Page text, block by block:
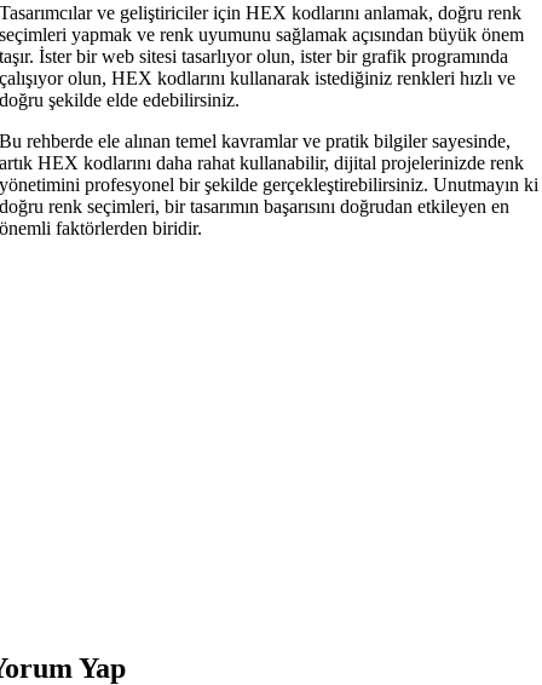
Tasarımcılar ve geliştiriciler için HEX kodlarını anlamak, doğru renk
seçimleri yapmak ve renk uyumunu sağlamak açısından büyük önem
taşır. İster bir web sitesi tasarlıyor olun, ister bir grafik programında
çalışıyor olun, HEX kodlarını kullanarak istediğiniz renkleri hızlı ve
doğru şekilde elde edebilirsiniz.
Bu rehberde ele alınan temel kavramlar ve pratik bilgiler sayesinde,
artık HEX kodlarını daha rahat kullanabilir, dijital projelerinizde renk
yönetimini profesyonel bir şekilde gerçekleştirebilirsiniz. Unutmayın ki
doğru renk seçimleri, bir tasarımın başarısını doğrudan etkileyen en
önemli faktörlerden biridir.
Yap